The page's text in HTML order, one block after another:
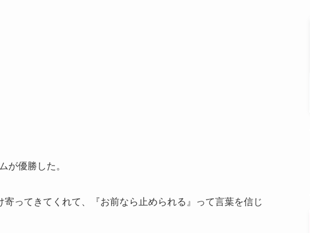
が優勝した。
ってきてくれて、『お前なら止められる』って言葉を信じ